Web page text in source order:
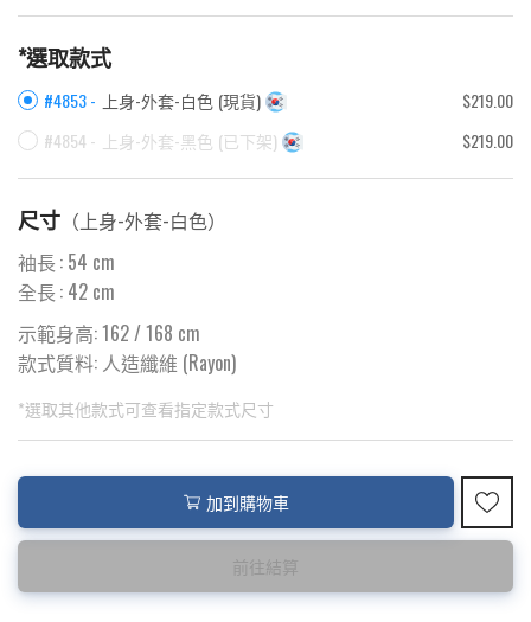
*選取款式
#4853 - 上身-外套-白色 (現貨)
$219.00
#4854 - 上身-外套-黑色 (已下架) $219.00
尺寸 （上身-外套-白色）
袖長 : 54 cm
全長 : 42 cm
示範身高: 162 / 168 cm
款式質料: 人造纖維 (Rayon)
*選取其他款式可查看指定款式尺寸
此為預購品
<預購款>因為韓國東大門8月暑假關係， 預購款會於8月18日
後才陸續返貨⚠️
此為減價貨品
特價品不設退換，購買前請先確認所列出的尺碼是否合適。
加到購物車
前往結算